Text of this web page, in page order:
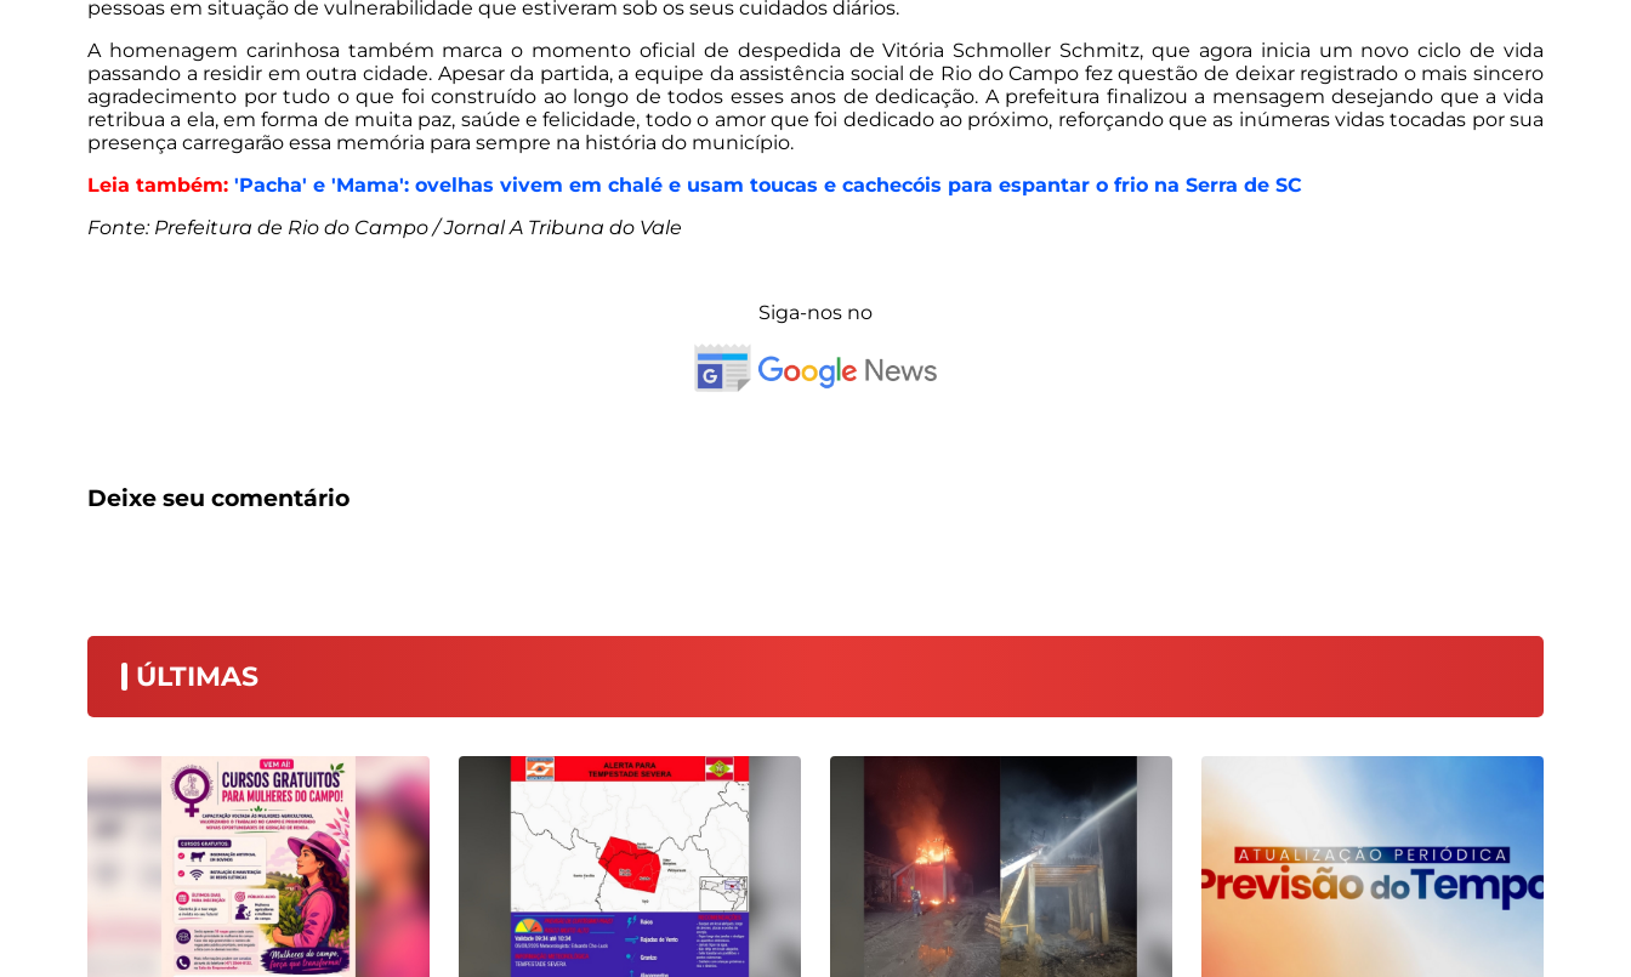
pessoas em situação de vulnerabilidade que estiveram sob os seus cuidados diários.
A homenagem carinhosa também marca o momento oficial de despedida de Vitória Schmoller Schmitz, que agora inicia um novo ciclo de vida
passando a residir em outra cidade. Apesar da partida, a equipe da assistência social de Rio do Campo fez questão de deixar registrado o mais sincero
agradecimento por tudo o que foi construído ao longo de todos esses anos de dedicação. A prefeitura finalizou a mensagem desejando que a vida
retribua a ela, em forma de muita paz, saúde e felicidade, todo o amor que foi dedicado ao próximo, reforçando que as inúmeras vidas tocadas por sua
presença carregarão essa memória para sempre na história do município.
Leia também: 'Pacha' e 'Mama': ovelhas vivem em chalé e usam toucas e cachecóis para espantar o frio na Serra de SC
Fonte: Prefeitura de Rio do Campo / Jornal A Tribuna do Vale
Siga-nos no
Deixe seu comentário
ÚLTIMAS